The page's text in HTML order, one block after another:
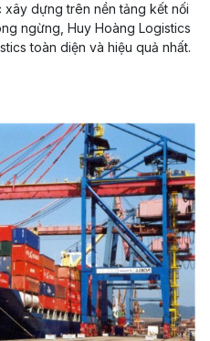
dựng trên nền tảng kết nối
ngừng, Huy Hoàng Logistics
toàn diện và hiệu quả nhất.